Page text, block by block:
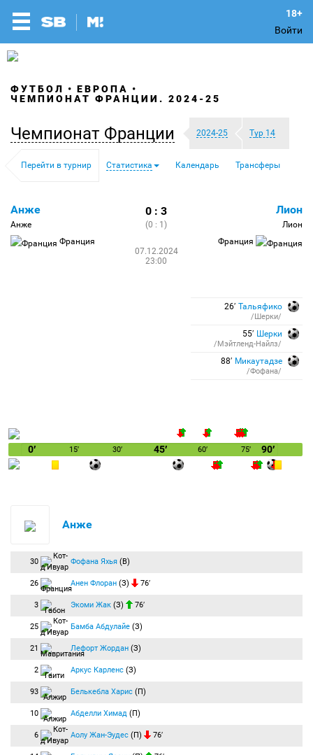
Войти
ФУТБОЛ
ЕВРОПА
ЧЕМПИОНАТ ФРАНЦИИ. 2024-25
Чемпионат Франции 2024-25 Тур 14
Перейти в турнир Статистика Календарь Трансферы
Анже
Анже
Франция
0 : 3
(0 : 1)
07.12.2024
23:00
Лион
Лион
Франция
26′ Тальяфико
/Шерки/
55′ Шерки
/Мэйтленд-Найлз/
88′ Микаутадзе
/Фофана/
0′ 15′ 30′ 45′ 60′ 75′ 90′
Анже
30 Фофана Яхья (В)
26 Анен Флоран (З) 76′
3 Экоми Жак (З) 76′
25 Бамба Абдулайе (З)
21 Лефорт Жордан (З)
2 Аркус Карленс (З)
93 Белькебла Харис (П)
10 Абделли Химад (П)
6 Аолу Жан-Эудес (П) 76′